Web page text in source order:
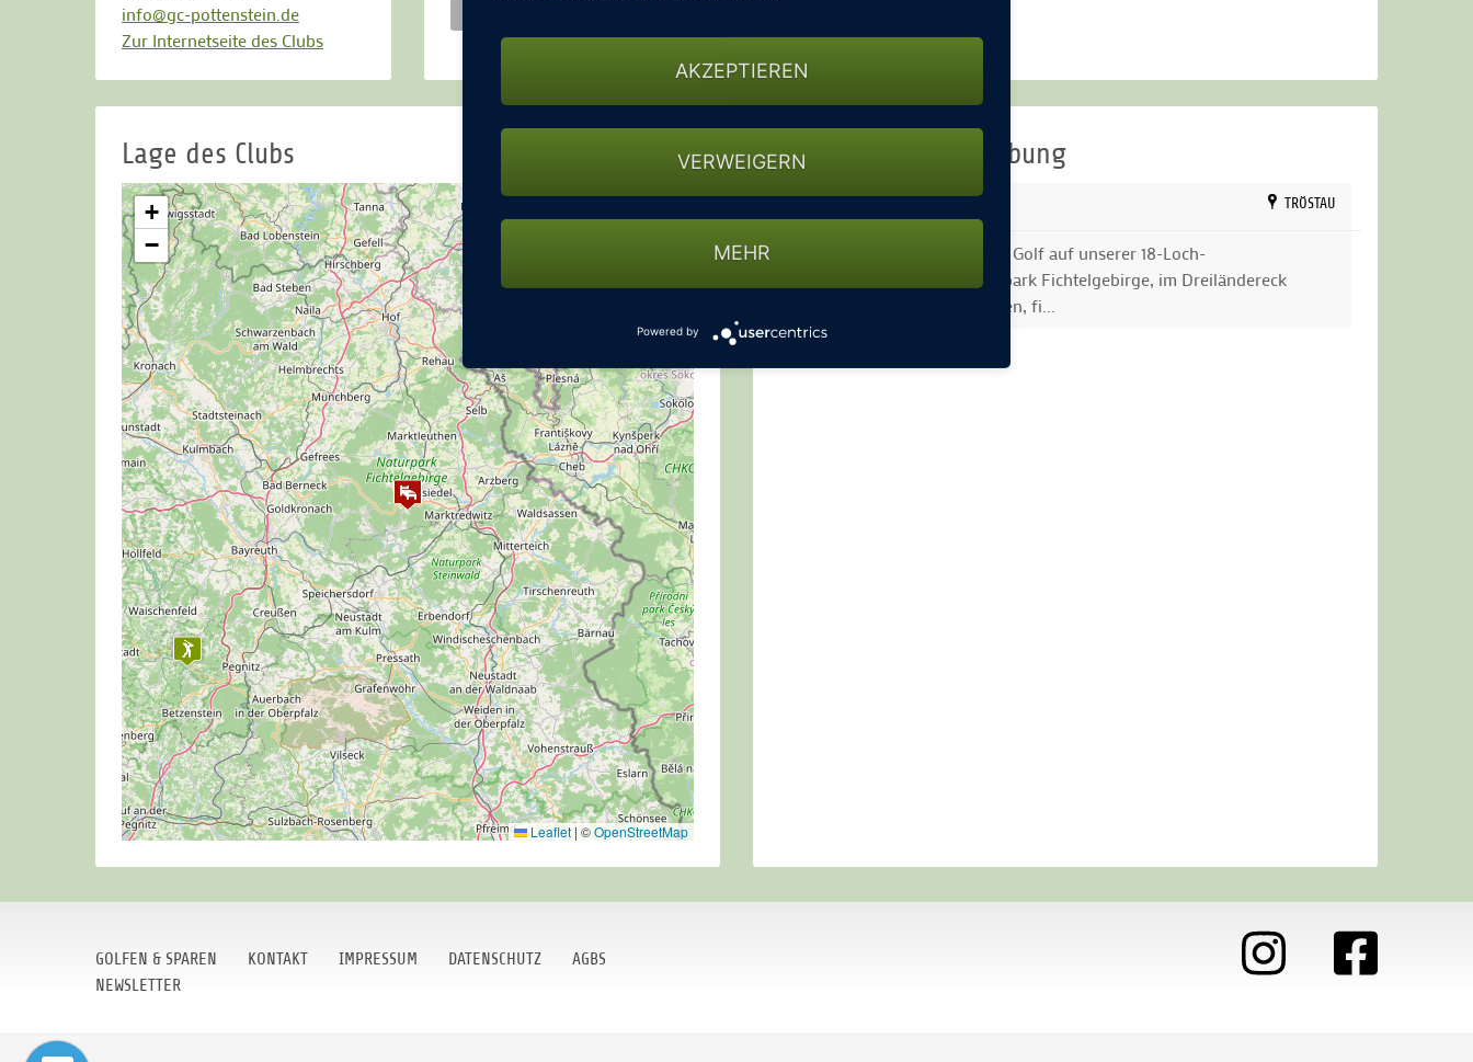
info@gc-pottenstein.de
Zur Internetseite des Clubs
Anzahl Stellplätze: 5
Strom auf Anfrage.
Lage des Clubs
+
−
Leaflet | ©OpenStreetMap
Hotels in der Umgebung
TRÖSTAU
Erfahren Sie die Faszination Golf auf unserer 18-Loch-
Golfanlage.Mitten im Naturpark Fichtelgebirge, im Dreiländereck
Bayern, Sachsen und Böhmen, fi...
GOLFEN & SPAREN KONTAKT IMPRESSUM DATENSCHUTZ
AGBS
NEWSLETTER
AKZEPTIEREN
VERWEIGERN
MEHR
Powered by